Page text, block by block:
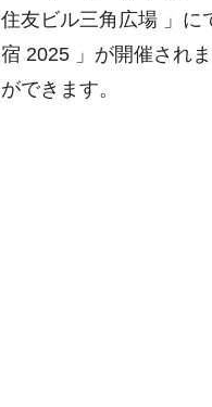
住友ビル三角広場 」に
宿 2025 」が開催され
ができます。